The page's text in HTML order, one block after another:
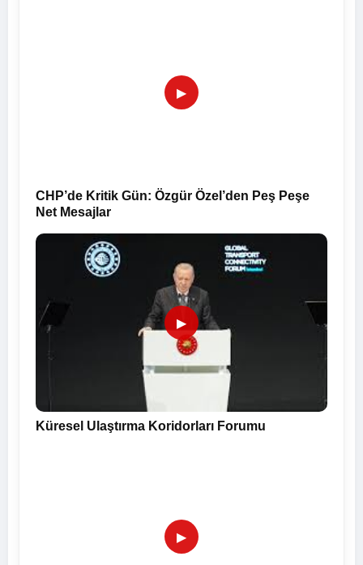
▶
CHP’de Kritik Gün: Özgür Özel’den Peş Peşe
Net Mesajlar
▶
Küresel Ulaştırma Koridorları Forumu
▶